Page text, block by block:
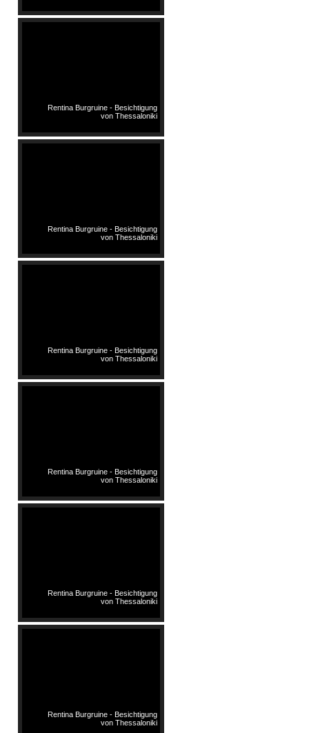
Rentina Burgruine - Besichtigung
von Thessaloniki
Rentina Burgruine - Besichtigung
von Thessaloniki
Rentina Burgruine - Besichtigung
von Thessaloniki
Rentina Burgruine - Besichtigung
von Thessaloniki
Rentina Burgruine - Besichtigung
von Thessaloniki
Rentina Burgruine - Besichtigung
von Thessaloniki